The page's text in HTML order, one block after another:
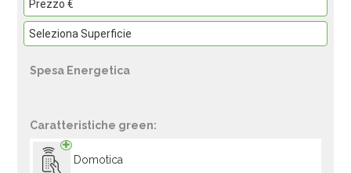
Spesa Energetica
Caratteristiche green:
Domotica